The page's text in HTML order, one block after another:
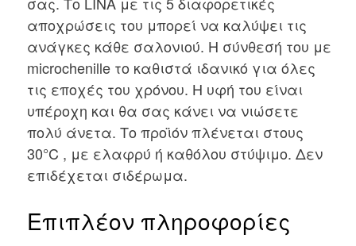
αποχρώσεις του μπορεί να καλύψει τις
ανάγκες κάθε σαλονιού. Η σύνθεσή του με
microchenille το καθιστά ιδανικό για όλες
τις εποχές του χρόνου. Η υφή του είναι
υπέροχη και θα σας κάνει να νιώσετε
πολύ άνετα. Το προϊόν πλένεται στους
30°C , με ελαφρύ ή καθόλου στύψιμο. Δεν
επιδέχεται σιδέρωμα.
Επιπλέον πληροφορίες